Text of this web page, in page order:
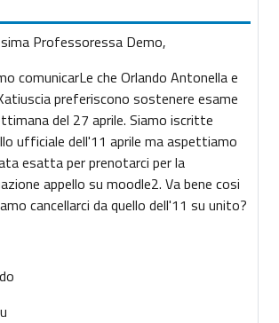
Professoressa Demo,
comunicarLe che Orlando Antonella e
preferiscono sostenere esame
del 27 aprile. Siamo iscritte
ufficiale dell'11 aprile ma aspettiamo
esatta per prenotarci per la
appello su moodle2. Va bene cosi
cancellarci da quello dell'11 su unito?